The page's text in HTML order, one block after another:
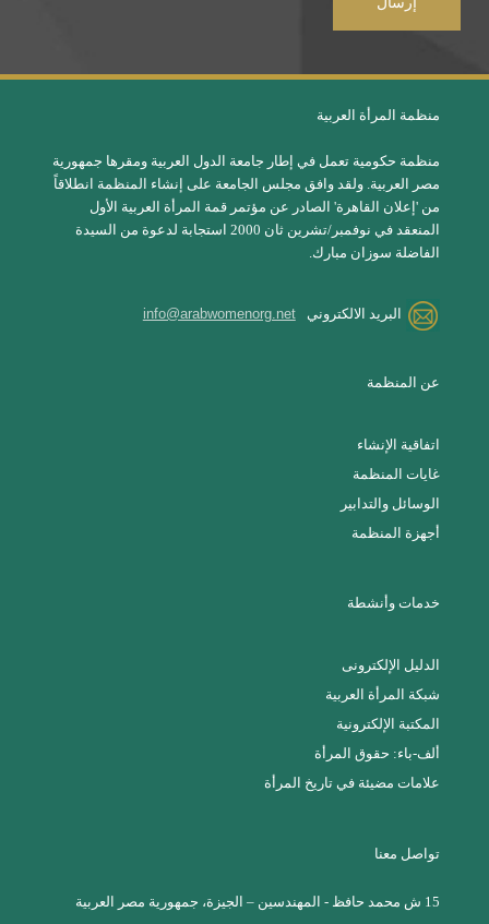
منظمة المرأة العربية
منظمة حكومية تعمل في إطار جامعة الدول العربية ومقرها جمهورية
مصر العربية. ولقد وافق مجلس الجامعة على إنشاء المنظمة انطلاقاً
من 'إعلان القاهرة' الصادر عن مؤتمر قمة المرأة العربية الأول
المنعقد في نوفمبر/تشرين ثان 2000 استجابة لدعوة من السيدة
الفاضلة سوزان مبارك.
البريد الالكتروني info@arabwomenorg.net
عن المنظمة
اتفاقية الإنشاء
غايات المنظمة
الوسائل والتدابير
أجهزة المنظمة
خدمات وأنشطة
الدليل الإلكترونى
شبكة المرأة العربية
المكتبة الإلكترونية
ألف-باء: حقوق المرأة
علامات مضيئة في تاريخ المرأة
تواصل معنا
15 ش محمد حافظ - المهندسين – الجيزة، جمهورية مصر العربية